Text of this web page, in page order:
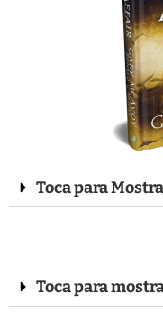
Toca para
Toca para